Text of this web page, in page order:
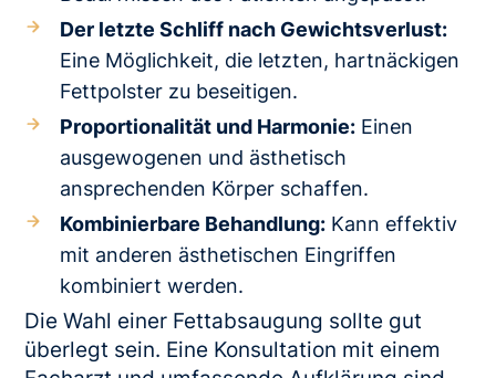
Der letzte Schliff nach Gewichtsverlust:
Eine Möglichkeit, die letzten, hartnäckigen
Fettpolster zu beseitigen.
Proportionalität und Harmonie: Einen
ausgewogenen und ästhetisch
ansprechenden Körper schaffen.
Kombinierbare Behandlung: Kann effektiv
mit anderen ästhetischen Eingriffen
kombiniert werden.
Die Wahl einer Fettabsaugung sollte gut
überlegt sein. Eine Konsultation mit einem